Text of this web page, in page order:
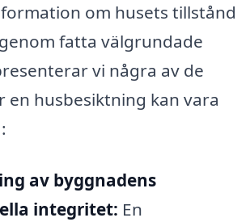
om husets tillstånd
fatta välgrundade
vi några av de
en husbesiktning kan vara
av byggnadens
integritet: En